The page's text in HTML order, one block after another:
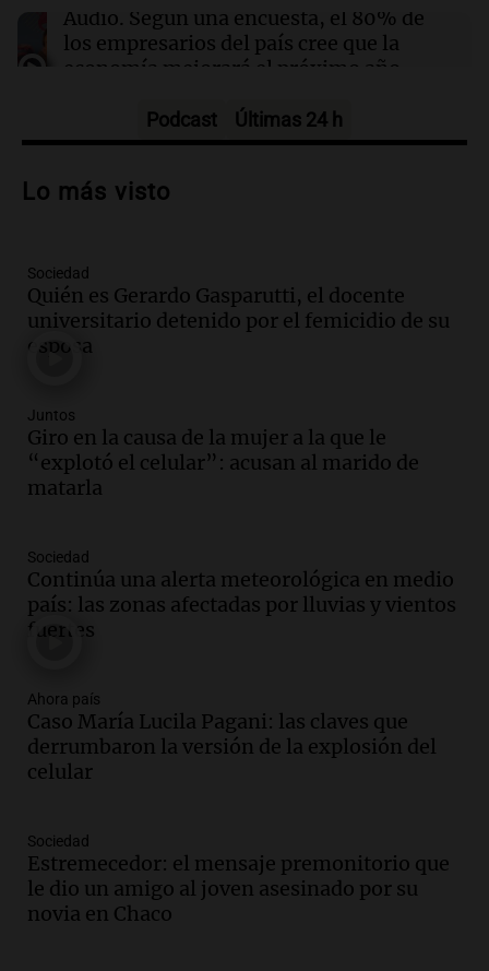
El brote de ébola en el Congo ya ha cobrado la
vida de 330 niños menores de cinco años
Audio. Según una encuesta, el 80% de
los empresarios del país cree que la
economía mejorará el próximo año
Audio.Carolina Losada: "Faltó que el
ley de propiedad privada
Audio.
en Rosario contra la ley de Propiedad
Privada.
Viva la Radio Rosario
Audio.
la ley de Propiedad Privada debatida en
el Senado.
Viva la Radio Rosario
por la Ley de Tierras: "Construyeron un
relato mentiroso"
Informados al regreso
Episodios
gran expo, con concurso de panificados
y actividades destacadas
Panorama Federal
Episodios
violó libertad condicional al ir al
Mundial de Atlanta
Panorama Federal
Episodios
Podcast Últimas 24 h
Lo más visto
Sociedad
Quién es Gerardo Gasparutti, el docente
universitario detenido por el femicidio de su
esposa
Juntos
Giro en la causa de la mujer a la que le
“explotó el celular”: acusan al marido de
matarla
Sociedad
Continúa una alerta meteorológica en medio
país: las zonas afectadas por lluvias y vientos
fuertes
Ahora país
Caso María Lucila Pagani: las claves que
derrumbaron la versión de la explosión del
celular
Sociedad
Estremecedor: el mensaje premonitorio que
le dio un amigo al joven asesinado por su
novia en Chaco